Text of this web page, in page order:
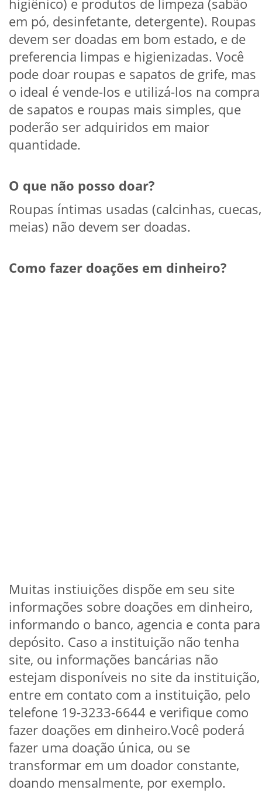
em pó, desinfetante, detergente). Roupas
devem ser doadas em bom estado, e de
preferencia limpas e higienizadas. Você
pode doar roupas e sapatos de grife, mas
o ideal é vende-los e utilizá-los na compra
de sapatos e roupas mais simples, que
poderão ser adquiridos em maior
quantidade.
O que não posso doar?
Roupas íntimas usadas (calcinhas, cuecas,
meias) não devem ser doadas.
Como fazer doações em dinheiro?
Muitas instiuições dispõe em seu site
informações sobre doações em dinheiro,
informando o banco, agencia e conta para
depósito. Caso a instituição não tenha
site, ou informações bancárias não
estejam disponíveis no site da instituição,
entre em contato com a instituição, pelo
telefone 19-3233-6644 e verifique como
fazer doações em dinheiro.Você poderá
fazer uma doação única, ou se
transformar em um doador constante,
doando mensalmente, por exemplo.